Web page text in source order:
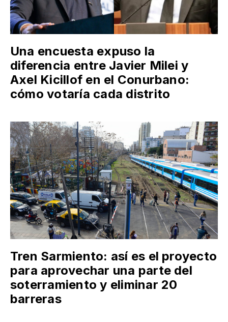
Una encuesta expuso la
diferencia entre Javier Milei y
Axel Kicillof en el Conurbano:
cómo votaría cada distrito
Tren Sarmiento: así es el proyecto
para aprovechar una parte del
soterramiento y eliminar 20
barreras